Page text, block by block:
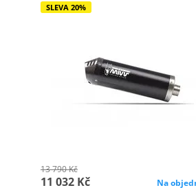
SLEVA 20%
13 790 Kč
11 032 Kč Na